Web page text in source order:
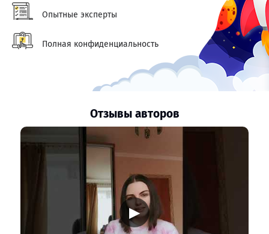
Опытные эксперты
Полная конфиденциальность
Отзывы авторов
▶